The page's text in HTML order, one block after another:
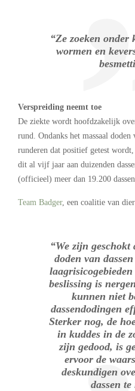
“Ze zoeken onder
wormen en
Verspreiding neemt toe
De ziekte wordt hoofdzakelijk
rund. Ondanks het massaal doden
runderen dat positief getest
dit al vijf jaar aan duizenden
(officieel) meer dan 19.200 dassen
Team Badger, een coalitie van
“We zijn geschokt
doden van
beslissing is
kunnen niet
dassendodingen
Sterker nog, de
in kuddes in de
zijn gedood, is
ervoor de
deskundigen
dassen te